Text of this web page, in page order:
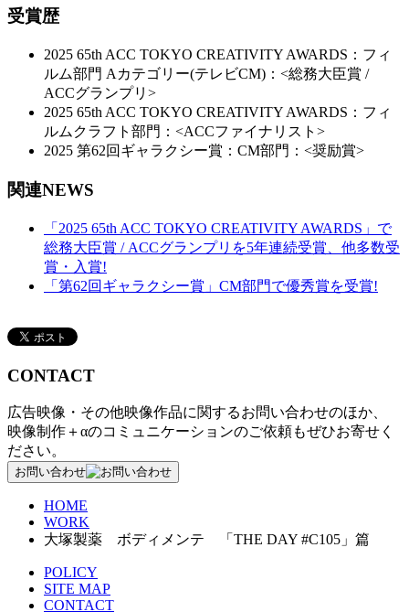
受賞歴
2025 65th ACC TOKYO CREATIVITY AWARDS：フィ
ルム部門 Aカテゴリー(テレビCM)：<総務大臣賞 /
ACCグランプリ>
2025 65th ACC TOKYO CREATIVITY AWARDS：フィ
ルムクラフト部門：<ACCファイナリスト>
2025 第62回ギャラクシー賞：CM部門：<奨励賞>
関連NEWS
「2025 65th ACC TOKYO CREATIVITY AWARDS」で
総務大臣賞 / ACCグランプリを5年連続受賞、他多数受
賞・入賞!
「第62回ギャラクシー賞」CM部門で優秀賞を受賞!
CONTACT
広告映像・その他映像作品に関するお問い合わせのほか、
映像制作＋αのコミュニケーションのご依頼もぜひお寄せく
ださい。
お問い合わせ
HOME
WORK
大塚製薬 ボディメンテ 「THE DAY #C105」篇
POLICY
SITE MAP
CONTACT